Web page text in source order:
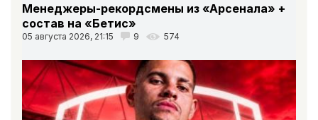
Менеджеры-рекордсмены из «Арсенала» +
состав на «Бетис»
05 августа 2026, 21:15 9 574